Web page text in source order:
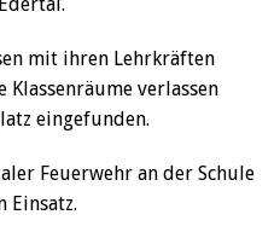
mit ihren Lehrkräften
Klassenräume verlassen
eingefunden.
Feuerwehr an der Schule
Einsatz.